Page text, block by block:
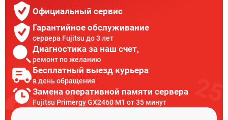
Официальный сервис
Гарантийное обслуживание
сервера Fujitsu до 3 лет
Диагностика за наш счет,
ремонт по желанию
Бесплатный выезд курьера
в день обращения
Замена оперативной памяти сервера
Fujitsu Primergy GX2460 M1 от 35 минут